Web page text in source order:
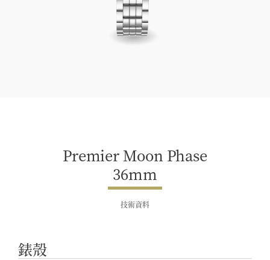
Premier Moon Phase
36mm
技術資料
錶殼